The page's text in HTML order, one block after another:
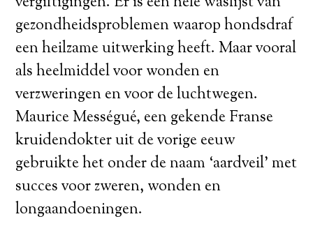
gezondheidsproblemen waarop hondsdraf
een heilzame uitwerking heeft. Maar vooral
als heelmiddel voor wonden en
verzweringen en voor de luchtwegen.
Maurice Mességué, een gekende Franse
kruidendokter uit de vorige eeuw
gebruikte het onder de naam ‘aardveil’ met
succes voor zweren, wonden en
longaandoeningen.